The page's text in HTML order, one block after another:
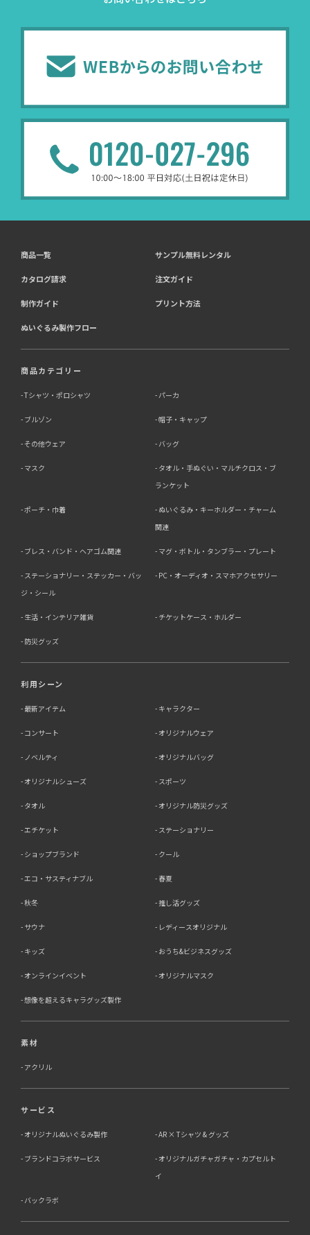
商品一覧 サンプル無料レンタル
カタログ請求 注文ガイド
制作ガイド プリント方法
ぬいぐるみ製作フロー
商品カテゴリー
Tシャツ・ポロシャツ パーカ
ブルゾン 帽子・キャップ
その他ウェア バッグ
マスク
タオル・手ぬぐい・マルチクロス・ブ
ランケット
ポーチ・巾着
ぬいぐるみ・キーホルダー・チャーム
関連
ブレス・バンド・ヘアゴム関連 マグ・ボトル・タンブラー・プレート
ステーショナリー・ステッカー・バッ
ジ・シール
PC・オーディオ・スマホアクセサリー
生活・インテリア雑貨 チケットケース・ホルダー
防災グッズ
利用シーン
最新アイテム キャラクター
コンサート オリジナルウェア
ノベルティ オリジナルバッグ
オリジナルシューズ スポーツ
タオル オリジナル防災グッズ
エチケット ステーショナリー
ショップブランド クール
エコ・サスティナブル 春夏
秋冬 推し活グッズ
サウナ レディースオリジナル
キッズ おうち&ビジネスグッズ
オンラインイベント オリジナルマスク
想像を超えるキャラグッズ製作
素材
アクリル
サービス
オリジナルぬいぐるみ製作 AR × Tシャツ & グッズ
ブランドコラボサービス
オリジナルガチャガチャ・カプセルト
イ
バックラボ